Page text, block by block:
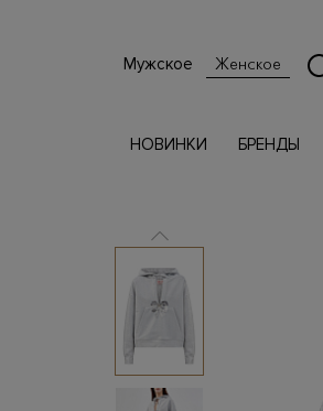
Мужское Женское
НОВИНКИ БРЕНДЫ